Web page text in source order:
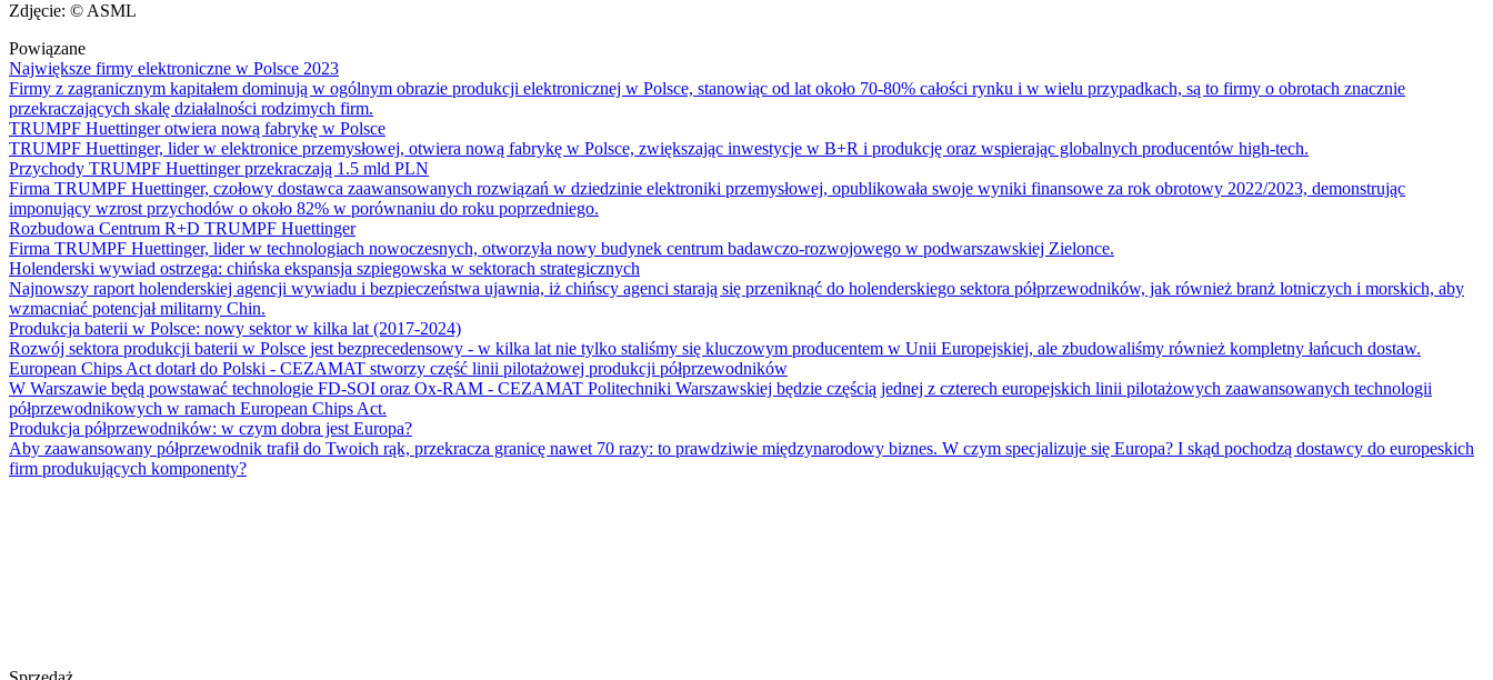
Zdjęcie: © ASML
Powiązane
Największe firmy elektroniczne w Polsce 2023
Firmy z zagranicznym kapitałem dominują w ogólnym obrazie produkcji elektronicznej w Polsce, stanowiąc od lat około 70-80% całości rynku i w wielu przypadkach, są to firmy o obrotach znacznie
przekraczających skalę działalności rodzimych firm.
TRUMPF Huettinger otwiera nową fabrykę w Polsce
TRUMPF Huettinger, lider w elektronice przemysłowej, otwiera nową fabrykę w Polsce, zwiększając inwestycje w B+R i produkcję oraz wspierając globalnych producentów high-tech.
Przychody TRUMPF Huettinger przekraczają 1.5 mld PLN
Firma TRUMPF Huettinger, czołowy dostawca zaawansowanych rozwiązań w dziedzinie elektroniki przemysłowej, opublikowała swoje wyniki finansowe za rok obrotowy 2022/2023, demonstrując
imponujący wzrost przychodów o około 82% w porównaniu do roku poprzedniego.
Rozbudowa Centrum R+D TRUMPF Huettinger
Firma TRUMPF Huettinger, lider w technologiach nowoczesnych, otworzyła nowy budynek centrum badawczo-rozwojowego w podwarszawskiej Zielonce.
Holenderski wywiad ostrzega: chińska ekspansja szpiegowska w sektorach strategicznych
Najnowszy raport holenderskiej agencji wywiadu i bezpieczeństwa ujawnia, iż chińscy agenci starają się przeniknąć do holenderskiego sektora półprzewodników, jak również branż lotniczych i morskich, aby
wzmacniać potencjał militarny Chin.
Produkcja baterii w Polsce: nowy sektor w kilka lat (2017-2024)
Rozwój sektora produkcji baterii w Polsce jest bezprecedensowy - w kilka lat nie tylko staliśmy się kluczowym producentem w Unii Europejskiej, ale zbudowaliśmy również kompletny łańcuch dostaw.
European Chips Act dotarł do Polski - CEZAMAT stworzy część linii pilotażowej produkcji półprzewodników
W Warszawie będą powstawać technologie FD-SOI oraz Ox-RAM - CEZAMAT Politechniki Warszawskiej będzie częścią jednej z czterech europejskich linii pilotażowych zaawansowanych technologii
półprzewodnikowych w ramach European Chips Act.
Produkcja półprzewodników: w czym dobra jest Europa?
Aby zaawansowany półprzewodnik trafił do Twoich rąk, przekracza granicę nawet 70 razy: to prawdziwie międzynarodowy biznes. W czym specjalizuje się Europa? I skąd pochodzą dostawcy do europeskich
firm produkujących komponenty?